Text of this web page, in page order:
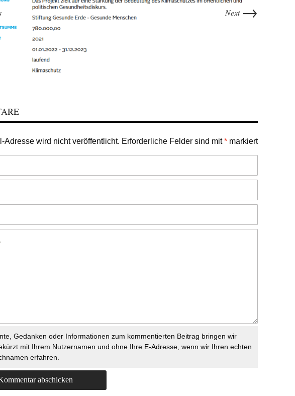
Next →
Adresse wird nicht veröffentlicht. Erforderliche Felder sind mit* markiert
Gedanken oder Informationen zum kommentierten Beitrag bringen wir
mit Ihrem Nutzernamen und ohne Ihre E-Adresse, wenn wir Ihren echten
erfahren.